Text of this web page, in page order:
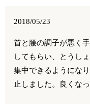
2018/05/23
首と腰の調子が悪く
してもらい、とうし
集中できるようにな
止しました。良くな